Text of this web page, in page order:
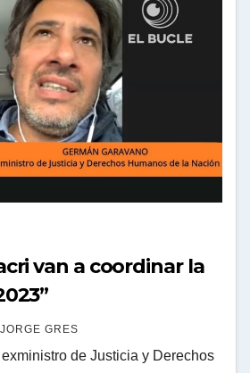
la
JORGE GRES
de Justicia y Derechos